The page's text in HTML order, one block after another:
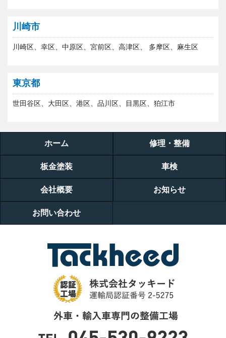
川崎市
川崎区、幸区、中原区、宮前区、高津区、 多摩区、麻生区
東京都
世田谷区、大田区、港区、品川区、目黒区、狛江市
ホーム 修理・整備
板金塗装 車検
会社概要 お知らせ
お問い合わせ